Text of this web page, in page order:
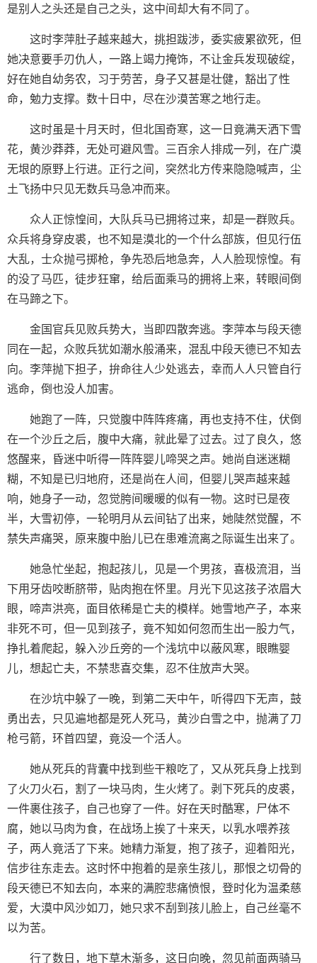
是别人之头还是自己之头，这中间却大有不同了。
这时李萍肚子越来越大，挑担跋涉，委实疲累欲死，但
她决意要手刃仇人，一路上竭力掩饰，不让金兵发现破绽，
好在她自幼务农，习于劳苦，身子又甚是壮健，豁出了性
命，勉力支撑。数十日中，尽在沙漠苦寒之地行走。
这时虽是十月天时，但北国奇寒，这一日竟满天洒下雪
花，黄沙莽莽，无处可避风雪。三百余人排成一列，在广漠
无垠的原野上行进。正行之间，突然北方传来隐隐喊声，尘
土飞扬中只见无数兵马急冲而来。
众人正惊惶间，大队兵马已拥将过来，却是一群败兵。
众兵将身穿皮裘，也不知是漠北的一个什么部族，但见行伍
大乱，士众抛弓掷枪，争先恐后地急奔，人人脸现惊惶。有
的没了马匹，徒步狂窜，给后面乘马的拥将上来，转眼间倒
在马蹄之下。
金国官兵见败兵势大，当即四散奔逃。李萍本与段天德
同在一起，众败兵犹如潮水般涌来，混乱中段天德已不知去
向。李萍抛下担子，拚命往人少处逃去，幸而人人只管自行
逃命，倒也没人加害。
她跑了一阵，只觉腹中阵阵疼痛，再也支持不住，伏倒
在一个沙丘之后，腹中大痛，就此晕了过去。过了良久，悠
悠醒来，昏迷中听得一阵阵婴儿啼哭之声。她尚自迷迷糊
糊，不知是已归地府，还是尚在人间，但婴儿哭声越来越
响，她身子一动，忽觉胯间暖暖的似有一物。这时已是夜
半，大雪初停，一轮明月从云间钻了出来，她陡然觉醒，不
禁失声痛哭，原来腹中胎儿已在患难流离之际诞生出来了。
她急忙坐起，抱起孩儿，见是一个男孩，喜极流泪，当
下用牙齿咬断脐带，贴肉抱在怀里。月光下见这孩子浓眉大
眼，啼声洪亮，面目依稀是亡夫的模样。她雪地产子，本来
非死不可，但一见到孩子，竟不知如何忽而生出一股力气，
挣扎着爬起，躲入沙丘旁的一个浅坑中以蔽风寒，眼瞧婴
儿，想起亡夫，不禁悲喜交集，忍不住放声大哭。
在沙坑中躲了一晚，到第二天中午，听得四下无声，鼓
勇出去，只见遍地都是死人死马，黄沙白雪之中，抛满了刀
枪弓箭，环首四望，竟没一个活人。
她从死兵的背囊中找到些干粮吃了，又从死兵身上找到
了火刀火石，割了一块马肉，生火烤了。剥下死兵的皮裘，
一件裹住孩子，自己也穿了一件。好在天时酷寒，尸体不
腐，她以马肉为食，在战场上挨了十来天，以乳水喂养孩
子，两人竟活了下来。她精力渐复，抱了孩子，迎着阳光，
信步往东走去。这时怀中抱着的是亲生孩儿，那恨之切骨的
段天德已不知去向，本来的满腔悲痛愤恨，登时化为温柔慈
爱，大漠中风沙如刀，她只求不刮到孩儿脸上，自己丝毫不
以为苦。
行了数日，地下草木渐多，这日向晚，忽见前面两骑马